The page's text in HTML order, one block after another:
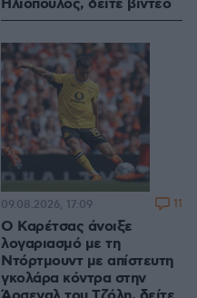
Ηλιόπουλος, δείτε βίντεο
Ο Καρέτσας άνοιξε
λογαριασμό με τη
Ντόρτμουντ με απίστευτη
γκολάρα κόντρα στην
09.08.2026, 17:09 11